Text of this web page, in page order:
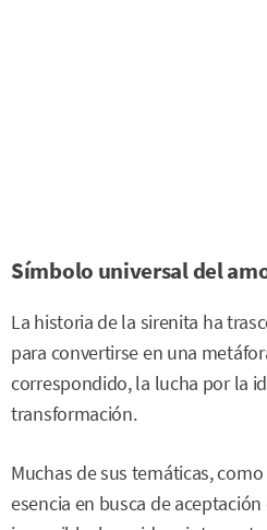
Símbolo universal del
La historia de la sirenita ha
para convertirse en una
correspondido, la lucha por la
transformación.
Muchas de sus temáticas,
esencia en busca de